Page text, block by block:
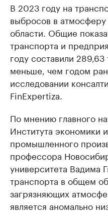
В 2023 году на
выбросов в
области. Общие
транспорта и
году составили 289,63
меньше, чем годом
исследовании
FinExpertiza.
По мнению главного
Института экономики
промышленного
профессора
университета Вадима
транспорта в общем
загрязняющих
является аномально